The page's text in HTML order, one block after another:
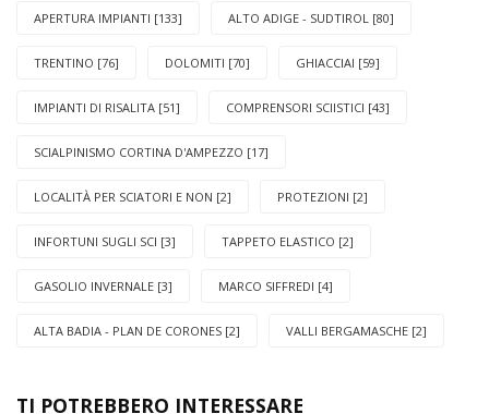
APERTURA IMPIANTI [133] ALTO ADIGE - SUDTIROL [80]
TRENTINO [76] DOLOMITI [70] GHIACCIAI [59]
IMPIANTI DI RISALITA [51] COMPRENSORI SCIISTICI [43]
SCIALPINISMO CORTINA D'AMPEZZO [17]
LOCALITÀ PER SCIATORI E NON [2] PROTEZIONI [2]
INFORTUNI SUGLI SCI [3] TAPPETO ELASTICO [2]
GASOLIO INVERNALE [3] MARCO SIFFREDI [4]
ALTA BADIA - PLAN DE CORONES [2] VALLI BERGAMASCHE [2]
TI POTREBBERO INTERESSARE